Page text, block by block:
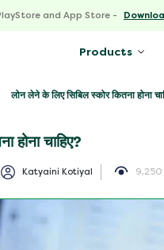
लोन लेने के लिए सिबिल स्कोर कितना होना
होना चाहिए?
Katyaini Kotiyal 9,250
and App Store -
Products